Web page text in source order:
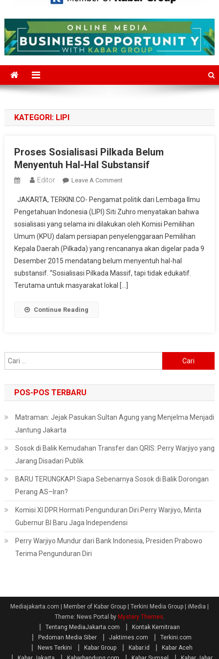
Mediajakarta.com
KATEGORI: LIPI
Proses Sosialisasi Pilkada Belum
Menyentuh Hal-Hal Substansif
Editor Leave A CommentOn
Sosialisasi
Pilkada
Belum
Menyentuh
Hal-
Hal
Substansif
JAKARTA, TERKINI.CO- Pengamat politik dari Lembaga Ilmu
Pengetahuan Indonesia (LIPI) Siti Zuhro menyatakan bahwa
sosialisasi yang selama ini dilakukan oleh Komisi Pemilihan
Umum (KPU) dalam persiapan penyelenggaraan Pemilihan
Kepala Daerah (Pilkada) yang rencananya akan digelar pada 9
Desember 2015 mendatang belum menyentuh hal-hal
substansif. “Sosialisasi Pilkada Massif, tapi tidak edukatif.
Terutama untuk masyarakat lokal […]
Continue Reading
untuk:
POS-POS TERBARU
Matraman: Jejak Pasukan Sultan Agung yang Menjelma Menjadi
Jantung Jakarta
Sosok di Balik Kemudahan Transfer dan QRIS: Perry Warjiyo yang
Jarang Disadari Publik
BARU TERUNGKAP! Siapa Sebenarnya Sosok di Balik Dorongan
Perang AS–Iran?
Komisi XI DPR Hormati Pengunduran Diri Perry Warjiyo, Minta
Gubernur BI Baru Jaga Independensi
Perry Warjiyo Mundur dari Bank Indonesia, Presiden Prabowo
Terima Pengunduran Diri
Mediajakarta.com | Member of Kabar Group | Terkini Media Group | iMedia
Theme: News Portal by Mystery Themes.
Tentang MediaJakarta.com
Kontak Kemitraan
Pedoman Media Siber
Jaktimes.com
Terkini.com
News Terkini
Kabar Group Kabar.id
Kabar Aceh